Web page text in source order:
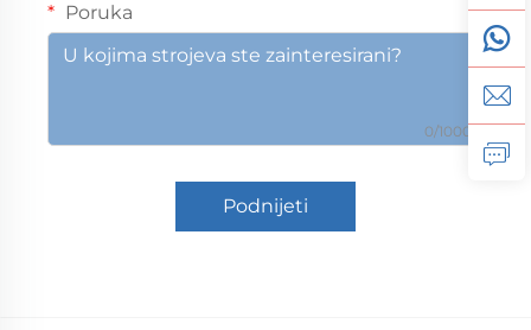
Poruka
0/1000
Podnijeti